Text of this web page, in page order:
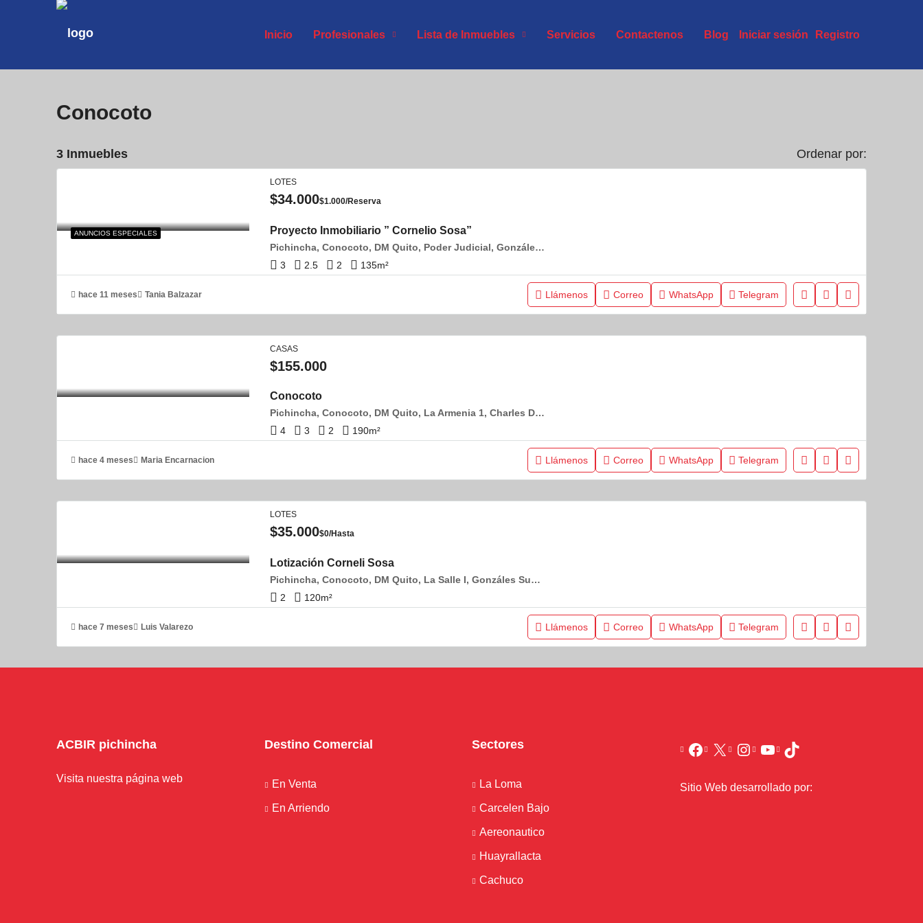
Inicio Profesionales Lista de Inmuebles Servicios Contactenos Blog Iniciar sesión Registro
Conocoto
3 Inmuebles Ordenar por:
ANUNCIOS ESPECIALES
LOTES
$34.000$1.000/Reserva
Proyecto Inmobiliario ” Cornelio Sosa”
Pichincha, Conocoto, DM Quito, Poder Judicial, González Suárez y Rosario de Alcazar
3
2.5 2 135m²
hace 11 meses Tania Balzazar Llámenos Correo WhatsApp Telegram
CASAS
$155.000
Conocoto
Pichincha, Conocoto, DM Quito, La Armenia 1, Charles Darwin y Quintillano Sanchez
4
3 2 190m²
hace 4 meses Maria Encarnacion Llámenos Correo WhatsApp Telegram
LOTES
$35.000$0/Hasta
Lotización Corneli Sosa
Pichincha, Conocoto, DM Quito, La Salle I, Gonzáles Suárez y Rosario de Alcázar
2
120m²
hace 7 meses Luis Valarezo Llámenos Correo WhatsApp Telegram
ACBIR pichincha
Visita nuestra página web
Destino Comercial
En Venta
En Arriendo
Sectores
La Loma
Carcelen Bajo
Aereonautico
Huayrallacta
Cachuco
Sitio Web desarrollado por: